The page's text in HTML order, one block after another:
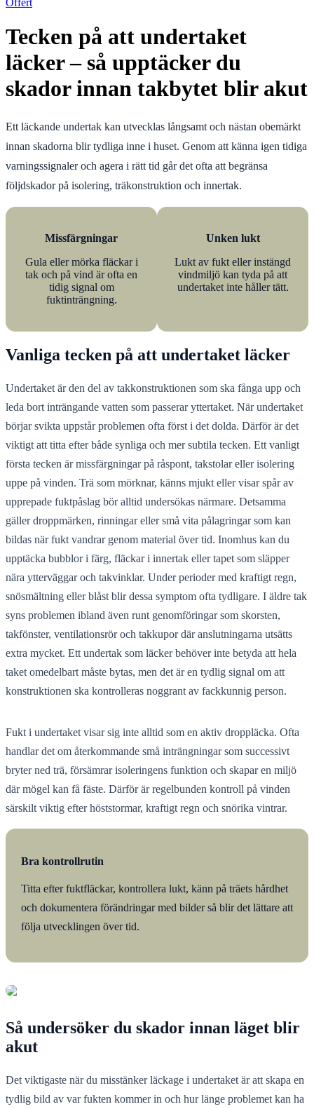
Offert
Tecken på att undertaket
läcker – så upptäcker du
skador innan takbytet blir akut
Ett läckande undertak kan utvecklas långsamt och nästan obemärkt
innan skadorna blir tydliga inne i huset. Genom att känna igen tidiga
varningssignaler och agera i rätt tid går det ofta att begränsa
följdskador på isolering, träkonstruktion och innertak.
Missfärgningar
Gula eller mörka fläckar i
tak och på vind är ofta en
tidig signal om
fuktinträngning.
Unken lukt
Lukt av fukt eller instängd
vindmiljö kan tyda på att
undertaket inte håller tätt.
Vanliga tecken på att undertaket läcker
Undertaket är den del av takkonstruktionen som ska fånga upp och
leda bort inträngande vatten som passerar yttertaket. När undertaket
börjar svikta uppstår problemen ofta först i det dolda. Därför är det
viktigt att titta efter både synliga och mer subtila tecken. Ett vanligt
första tecken är missfärgningar på råspont, takstolar eller isolering
uppe på vinden. Trä som mörknar, känns mjukt eller visar spår av
upprepade fuktpåslag bör alltid undersökas närmare. Detsamma
gäller droppmärken, rinningar eller små vita pålagringar som kan
bildas när fukt vandrar genom material över tid. Inomhus kan du
upptäcka bubblor i färg, fläckar i innertak eller tapet som släpper
nära ytterväggar och takvinklar. Under perioder med kraftigt regn,
snösmältning eller blåst blir dessa symptom ofta tydligare. I äldre tak
syns problemen ibland även runt genomföringar som skorsten,
takfönster, ventilationsrör och takkupor där anslutningarna utsätts
extra mycket. Ett undertak som läcker behöver inte betyda att hela
taket omedelbart måste bytas, men det är en tydlig signal om att
konstruktionen ska kontrolleras noggrant av fackkunnig person.
Fukt i undertaket visar sig inte alltid som en aktiv droppläcka. Ofta
handlar det om återkommande små inträngningar som successivt
bryter ned trä, försämrar isoleringens funktion och skapar en miljö
där mögel kan få fäste. Därför är regelbunden kontroll på vinden
särskilt viktig efter höststormar, kraftigt regn och snörika vintrar.
Bra kontrollrutin
Titta efter fuktfläckar, kontrollera lukt, känn på träets hårdhet
och dokumentera förändringar med bilder så blir det lättare att
följa utvecklingen över tid.
Så undersöker du skador innan läget blir
akut
Det viktigaste när du misstänker läckage i undertaket är att skapa en
tydlig bild av var fukten kommer in och hur länge problemet kan ha